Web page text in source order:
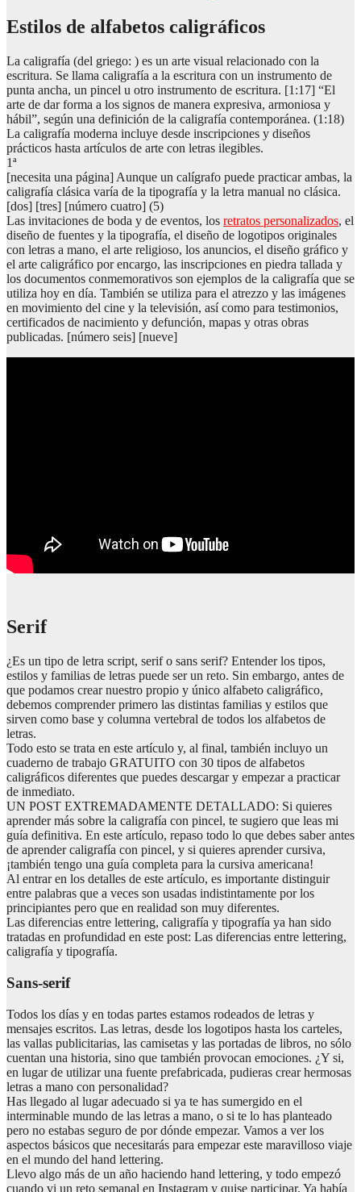
Estilos de alfabetos caligráficos
La caligrafía (del griego: ) es un arte visual relacionado con la
escritura. Se llama caligrafía a la escritura con un instrumento de
punta ancha, un pincel u otro instrumento de escritura. [1:17] “El
arte de dar forma a los signos de manera expresiva, armoniosa y
hábil”, según una definición de la caligrafía contemporánea. (1:18)
La caligrafía moderna incluye desde inscripciones y diseños
prácticos hasta artículos de arte con letras ilegibles.
1ª
[necesita una página] Aunque un calígrafo puede practicar ambas, la
caligrafía clásica varía de la tipografía y la letra manual no clásica.
[dos] [tres] [número cuatro] (5)
Las invitaciones de boda y de eventos, los retratos personalizados, el
diseño de fuentes y la tipografía, el diseño de logotipos originales
con letras a mano, el arte religioso, los anuncios, el diseño gráfico y
el arte caligráfico por encargo, las inscripciones en piedra tallada y
los documentos conmemorativos son ejemplos de la caligrafía que se
utiliza hoy en día. También se utiliza para el atrezzo y las imágenes
en movimiento del cine y la televisión, así como para testimonios,
certificados de nacimiento y defunción, mapas y otras obras
publicadas. [número seis] [nueve]
Serif
¿Es un tipo de letra script, serif o sans serif? Entender los tipos,
estilos y familias de letras puede ser un reto. Sin embargo, antes de
que podamos crear nuestro propio y único alfabeto caligráfico,
debemos comprender primero las distintas familias y estilos que
sirven como base y columna vertebral de todos los alfabetos de
letras.
Todo esto se trata en este artículo y, al final, también incluyo un
cuaderno de trabajo GRATUITO con 30 tipos de alfabetos
caligráficos diferentes que puedes descargar y empezar a practicar
de inmediato.
UN POST EXTREMADAMENTE DETALLADO: Si quieres
aprender más sobre la caligrafía con pincel, te sugiero que leas mi
guía definitiva. En este artículo, repaso todo lo que debes saber antes
de aprender caligrafía con pincel, y si quieres aprender cursiva,
¡también tengo una guía completa para la cursiva americana!
Al entrar en los detalles de este artículo, es importante distinguir
entre palabras que a veces son usadas indistintamente por los
principiantes pero que en realidad son muy diferentes.
Las diferencias entre lettering, caligrafía y tipografía ya han sido
tratadas en profundidad en este post: Las diferencias entre lettering,
caligrafía y tipografía.
Sans-serif
Todos los días y en todas partes estamos rodeados de letras y
mensajes escritos. Las letras, desde los logotipos hasta los carteles,
las vallas publicitarias, las camisetas y las portadas de libros, no sólo
cuentan una historia, sino que también provocan emociones. ¿Y si,
en lugar de utilizar una fuente prefabricada, pudieras crear hermosas
letras a mano con personalidad?
Has llegado al lugar adecuado si ya te has sumergido en el
interminable mundo de las letras a mano, o si te lo has planteado
pero no estabas seguro de por dónde empezar. Vamos a ver los
aspectos básicos que necesitarás para empezar este maravilloso viaje
en el mundo del hand lettering.
Llevo algo más de un año haciendo hand lettering, y todo empezó
cuando vi un reto semanal en Instagram y quise participar. Ya había